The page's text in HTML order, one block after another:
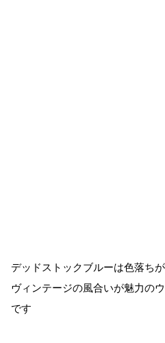
デッドストックブルーは色落ち
ヴィンテージの風合いが魅力の
です